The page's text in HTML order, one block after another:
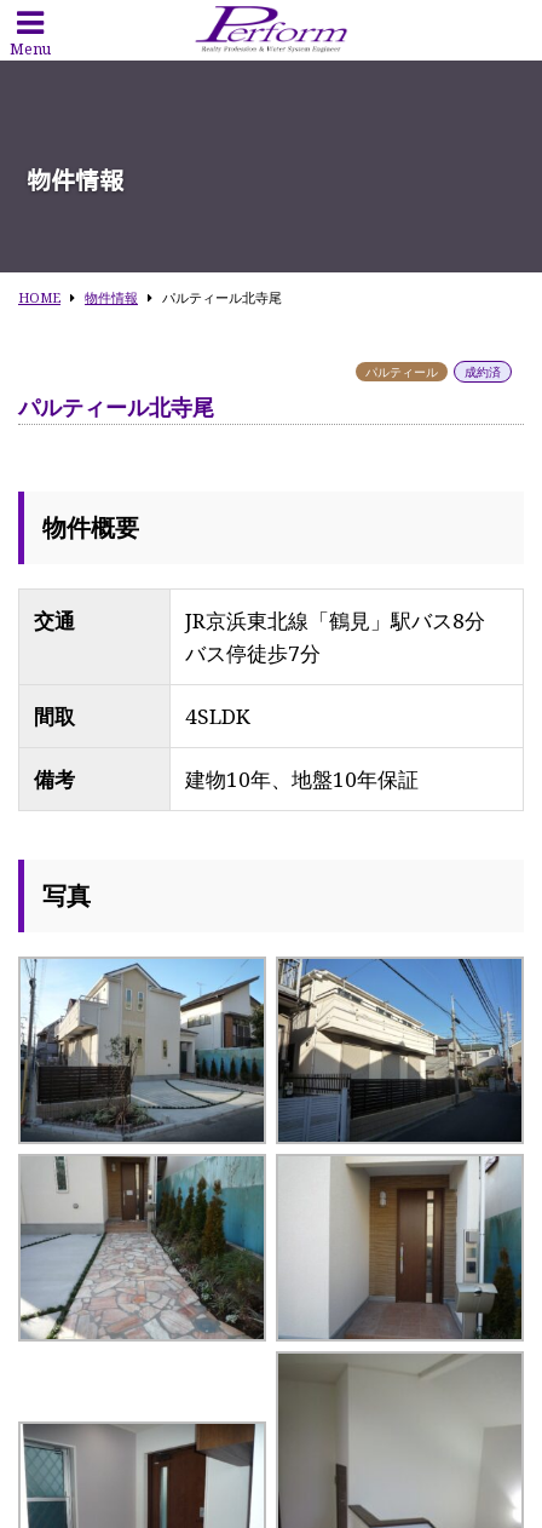
Menu
物件情報
HOME 物件情報 パルティール北寺尾
パルティール 成約済
パルティール北寺尾
物件概要
交通
JR京浜東北線「鶴見」駅バス8分
バス停徒歩7分
間取 4SLDK
備考 建物10年、地盤10年保証
写真